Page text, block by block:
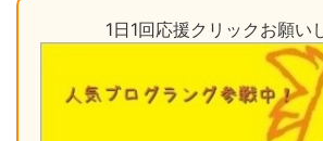
1日1回応援クリックお願い